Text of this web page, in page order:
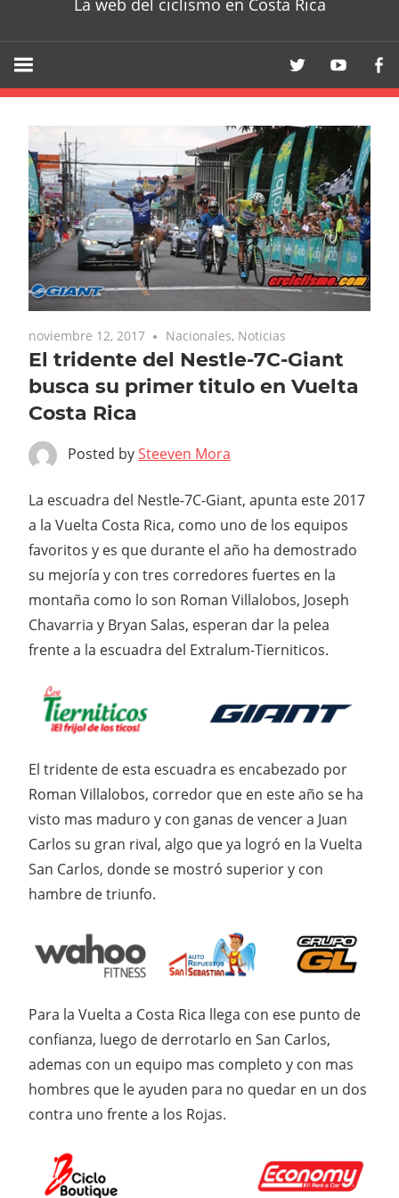
La web del ciclismo en Costa Rica
noviembre 12, 2017 Nacionales, Noticias
El tridente del Nestle-7C-Giant
busca su primer titulo en Vuelta
Costa Rica
Posted bySteeven Mora
La escuadra del Nestle-7C-Giant, apunta este 2017
a la Vuelta Costa Rica, como uno de los equipos
favoritos y es que durante el año ha demostrado
su mejoría y con tres corredores fuertes en la
montaña como lo son Roman Villalobos, Joseph
Chavarria y Bryan Salas, esperan dar la pelea
frente a la escuadra del Extralum-Tierniticos.
El tridente de esta escuadra es encabezado por
Roman Villalobos, corredor que en este año se ha
visto mas maduro y con ganas de vencer a Juan
Carlos su gran rival, algo que ya logró en la Vuelta
San Carlos, donde se mostró superior y con
hambre de triunfo.
Para la Vuelta a Costa Rica llega con ese punto de
confianza, luego de derrotarlo en San Carlos,
ademas con un equipo mas completo y con mas
hombres que le ayuden para no quedar en un dos
contra uno frente a los Rojas.